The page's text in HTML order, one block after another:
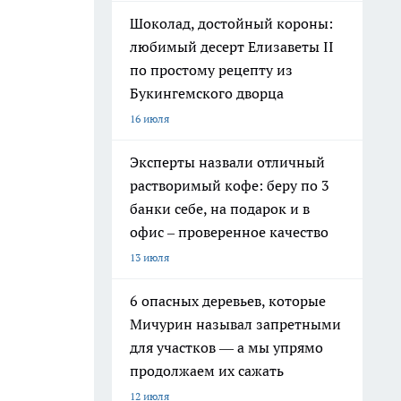
Шоколад, достойный короны:
любимый десерт Елизаветы II
по простому рецепту из
Букингемского дворца
16 июля
Эксперты назвали отличный
растворимый кофе: беру по 3
банки себе, на подарок и в
офис – проверенное качество
13 июля
6 опасных деревьев, которые
Мичурин называл запретными
для участков — а мы упрямо
продолжаем их сажать
12 июля